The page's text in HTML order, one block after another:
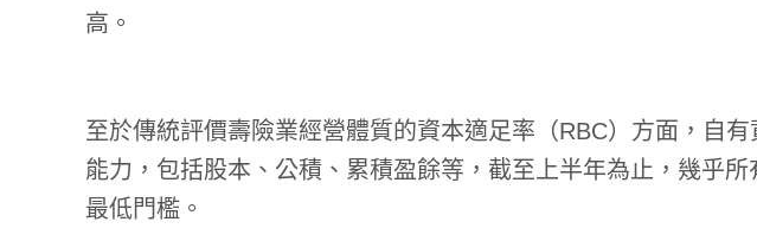
高。
至於傳統評價壽險業經營體質的資本適足率（RBC）方面，自
能力，包括股本、公積、累積盈餘等，截至上半年為止，幾乎
最低門檻。